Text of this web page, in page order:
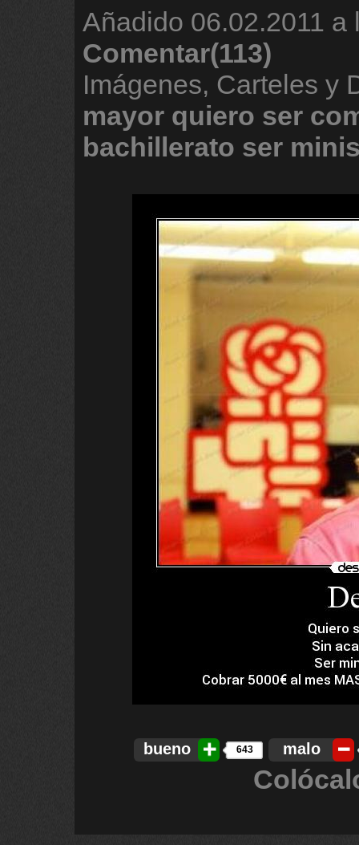
Añadido 06.02.2011 a
Comentar(113)
Imágenes, Carteles y
mayor quiero ser
bachillerato ser
bueno 643 malo